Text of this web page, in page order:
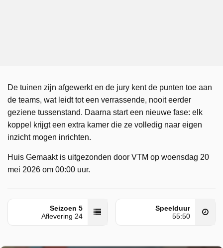
De tuinen zijn afgewerkt en de jury kent de punten toe aan
de teams, wat leidt tot een verrassende, nooit eerder
geziene tussenstand. Daarna start een nieuwe fase: elk
koppel krijgt een extra kamer die ze volledig naar eigen
inzicht mogen inrichten.
Huis Gemaakt is uitgezonden door VTM op woensdag 20
mei 2026 om 00:00 uur.
Seizoen 5
Aflevering 24
Speelduur
55:50